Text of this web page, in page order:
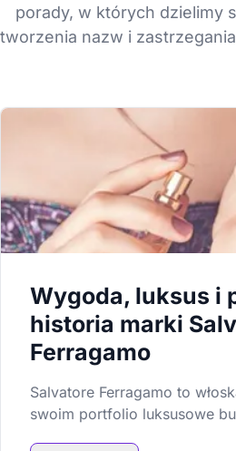
porady, w których dzielimy
tworzenia nazw i
Wygoda, luksus i
historia marki
Ferragamo
Salvatore Ferragamo to
swoim portfolio luksusowe